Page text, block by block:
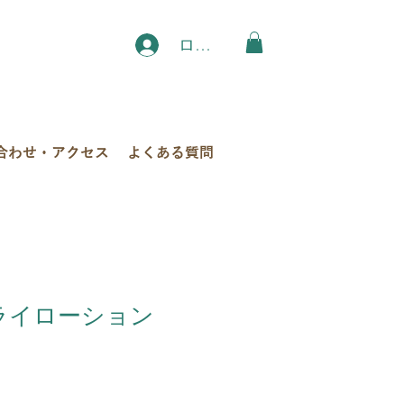
ログイン
わせ・アクセス よくある質問
ローション